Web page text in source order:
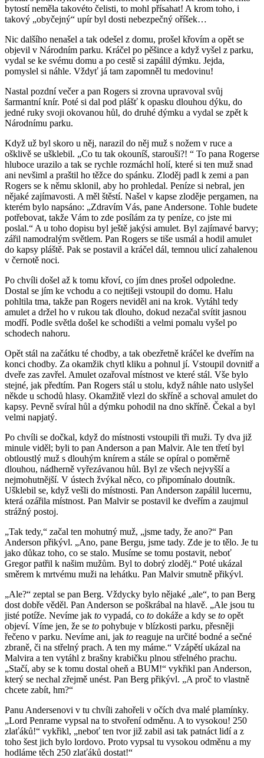
bytostí neměla takovéto čelisti, to mohl přísahat! A krom toho, i
takový „obyčejný“ upír byl dosti nebezpečný oříšek…
Nic dalšího nenašel a tak odešel z domu, prošel křovím a opět se
objevil v Národním parku. Kráčel po pěšince a když vyšel z parku,
vydal se ke svému domu a po cestě si zapálil dýmku. Jejda,
pomyslel si náhle. Vždyť já tam zapomněl tu medovinu!
Nastal pozdní večer a pan Rogers si zrovna upravoval svůj
šarmantní knír. Poté si dal pod plášť k opasku dlouhou dýku, do
jedné ruky svoji okovanou hůl, do druhé dýmku a vydal se zpět k
Národnímu parku.
Když už byl skoro u něj, narazil do něj muž s nožem v ruce a
ošklivě se ušklebil. „Co tu tak okouníš, starouši?! “ To pana Rogerse
hluboce urazilo a tak se rychle rozmáchl holí, které si ten muž snad
ani nevšiml a praštil ho těžce do spánku. Zloděj padl k zemi a pan
Rogers se k němu sklonil, aby ho prohledal. Peníze si nebral, jen
nějaké zajímavosti. A měl štěstí. Našel v kapse zloděje pergamen, na
kterém bylo napsáno: „Zdravím Vás, pane Andersone. Tohle budete
potřebovat, takže Vám to zde posílám za ty peníze, co jste mi
poslal.“ A u toho dopisu byl ještě jakýsi amulet. Byl zajímavé barvy;
zářil namodralým světlem. Pan Rogers se tiše usmál a hodil amulet
do kapsy pláště. Pak se postavil a kráčel dál, temnou ulicí zahalenou
v černotě noci.
Po chvíli došel až k tomu křoví, co jím dnes prošel odpoledne.
Dostal se jím ke vchodu a co nejtišeji vstoupil do domu. Halu
pohltila tma, takže pan Rogers neviděl ani na krok. Vytáhl tedy
amulet a držel ho v rukou tak dlouho, dokud nezačal svítit jasnou
modří. Podle světla došel ke schodišti a velmi pomalu vyšel po
schodech nahoru.
Opět stál na začátku té chodby, a tak obezřetně kráčel ke dveřím na
konci chodby. Za okamžik chytl kliku a pohnul jí. Vstoupil dovnitř a
dveře zas zavřel. Amulet ozařoval místnost ve které stál. Vše bylo
stejné, jak předtím. Pan Rogers stál u stolu, když náhle nato uslyšel
někde u schodů hlasy. Okamžitě vlezl do skříně a schoval amulet do
kapsy. Pevně svíral hůl a dýmku pohodil na dno skříně. Čekal a byl
velmi napjatý.
Po chvíli se dočkal, když do místnosti vstoupili tři muži. Ty dva již
minule viděl; byli to pan Anderson a pan Malvir. Ale ten třetí byl
obtloustlý muž s dlouhým knírem a stále se opíral o poměrně
dlouhou, nádherně vyřezávanou hůl. Byl ze všech nejvyšší a
nejmohutnější. V ústech žvýkal něco, co připomínalo doutník.
Ušklebil se, když vešli do místnosti. Pan Anderson zapálil lucernu,
která ozářila místnost. Pan Malvir se postavil ke dveřím a zaujmul
strážný postoj.
„Tak tedy,“ začal ten mohutný muž, „jsme tady, že ano?“ Pan
Anderson přikývl. „Ano, pane Bergu, jsme tady. Zde je to tělo. Je tu
jako důkaz toho, co se stalo. Musíme se tomu postavit, neboť
Gregor patřil k našim mužům. Byl to dobrý zloděj.“ Poté ukázal
směrem k mrtvému muži na lehátku. Pan Malvir smutně přikývl.
„Ale?“ zeptal se pan Berg. Vždycky bylo nějaké „ale“, to pan Berg
dost dobře věděl. Pan Anderson se poškrábal na hlavě. „Ale jsou tu
jisté potíže. Nevíme jak to vypadá, co to dokáže a kdy se to opět
objeví. Víme jen, že se to pohybuje v blízkosti parku, přesněji
řečeno v parku. Nevíme ani, jak to reaguje na určité bodné a sečné
zbraně, či na střelný prach. A ten my máme.“ Vzápětí ukázal na
Malvira a ten vytáhl z brašny krabičku plnou střelného prachu.
„Stačí, aby se k tomu dostal oheň a BUM!“ vykřikl pan Anderson,
který se nechal zřejmě unést. Pan Berg přikývl. „A proč to vlastně
chcete zabít, hm?“
Panu Andersenovi v tu chvíli zahořeli v očích dva malé plamínky.
„Lord Penrame vypsal na to stvoření odměnu. A to vysokou! 250
zlaťáků!“ vykřikl, „neboť ten tvor již zabil asi tak patnáct lidí a z
toho šest jich bylo lordovo. Proto vypsal tu vysokou odměnu a my
hodláme těch 250 zlaťáků dostat!“